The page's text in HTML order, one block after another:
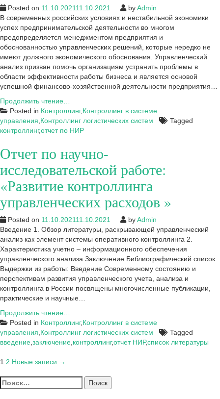
Posted on 11.10.202111.10.2021 byAdmin
В современных российских условиях и нестабильной экономики
успех предпринимательской деятельности во многом
предопределяется менеджментом предприятия и
обоснованностью управленческих решений, которые нередко не
имеют должного экономического обоснования. Управленческий
анализ призван помочь организациям устранить проблемы в
области эффективности работы бизнеса и является основой
успешной финансово-хозяйственной деятельности предприятия…
Продолжить чтение…
литературы,
раскрывающей
управленческий
элемент
системы
контроллинга
Posted in Контроллинг,Контроллинг в системе
управления Контроллинг логистических систем
Tagged
контроллинг,отчет по НИР
Отчет по научно-
исследовательской работе:
«Развитие контроллинга
управленческих расходов »
Posted on 11.10.202111.10.2021 byAdmin
Введение 1. Обзор литературы, раскрывающей управленческий
анализ как элемент системы оперативного контроллинга 2.
Характеристика учетно – информационного обеспечения
управленческого анализа Заключение Библиографический список
Выдержки из работы: Введение Современному состоянию и
перспективам развития управленческого учета, анализа и
контроллинга в России посвящены многочисленные публикации,
практические и научные…
Продолжить чтение…
по
научно-
исследовательской
управленческих
расходов
Posted in Контроллинг,Контроллинг в системе
управления Контроллинг логистических систем
Tagged
введение заключение контроллинг,отчет НИР,список литературы
Пагинация
записей
1 2 Новые записи →
Найти: